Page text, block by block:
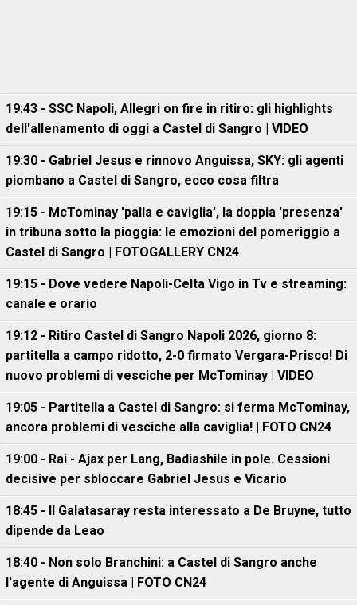
19:43 - SSC Napoli, Allegri on fire in ritiro: gli highlights
dell'allenamento di oggi a Castel di Sangro | VIDEO
19:30 - Gabriel Jesus e rinnovo Anguissa, SKY: gli agenti
piombano a Castel di Sangro, ecco cosa filtra
19:15 - McTominay 'palla e caviglia', la doppia 'presenza'
in tribuna sotto la pioggia: le emozioni del pomeriggio a
Castel di Sangro | FOTOGALLERY CN24
19:15 - Dove vedere Napoli-Celta Vigo in Tv e streaming:
canale e orario
19:12 - Ritiro Castel di Sangro Napoli 2026, giorno 8:
partitella a campo ridotto, 2-0 firmato Vergara-Prisco! Di
nuovo problemi di vesciche per McTominay | VIDEO
19:05 - Partitella a Castel di Sangro: si ferma McTominay,
ancora problemi di vesciche alla caviglia! | FOTO CN24
19:00 - Rai - Ajax per Lang, Badiashile in pole. Cessioni
decisive per sbloccare Gabriel Jesus e Vicario
18:45 - Il Galatasaray resta interessato a De Bruyne, tutto
dipende da Leao
18:40 - Non solo Branchini: a Castel di Sangro anche
l'agente di Anguissa | FOTO CN24